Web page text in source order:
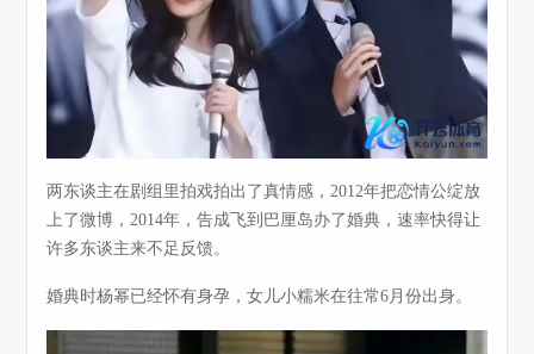
两东谈主在剧组里拍戏拍出了真情感，2012年把恋情公绽放
上了微博，2014年，告成飞到巴厘岛办了婚典，速率快得让
许多东谈主来不足反馈。
婚典时杨幂已经怀有身孕，女儿小糯米在往常6月份出身。